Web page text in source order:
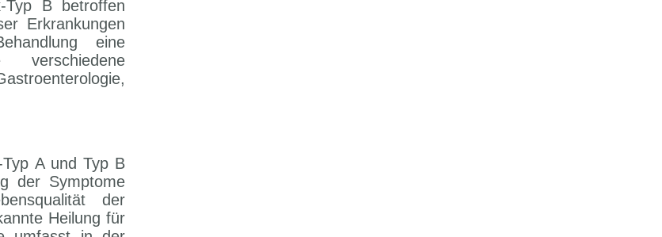
Typ B betroffen
Erkrankungen
eine
verschiedene
A und Typ B
der Symptome
der
Heilung für